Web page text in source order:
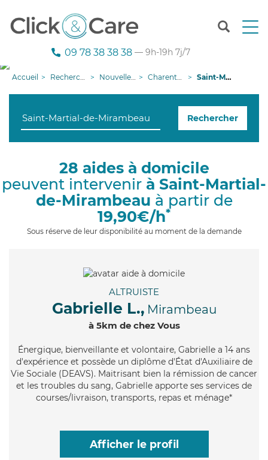
T
n
g
i
09 78 38 38 38 — 9h-19h 7j/7
Accueil Recherche aide à domicile Nouvelle-Aquitaine Charente-Maritime Saint-Martial-de-Mirambeau
Rechercher
28 aides à domicile
peuvent intervenir à Saint-Martial-
de-Mirambeau à partir de
19,90€/h*
Sous réserve de leur disponibilité au moment de la demande
ALTRUISTE
Gabrielle L., Mirambeau
à 5km de chez Vous
Énergique, bienveillante et volontaire, Gabrielle a 14 ans
d'expérience et possède un diplôme d'État d'Auxiliaire de
Vie Sociale (DEAVS). Maitrisant bien la rémission de cancer
et les troubles du sang, Gabrielle apporte ses services de
courses/livraison, transports, repas et ménage*
Afficher le profil